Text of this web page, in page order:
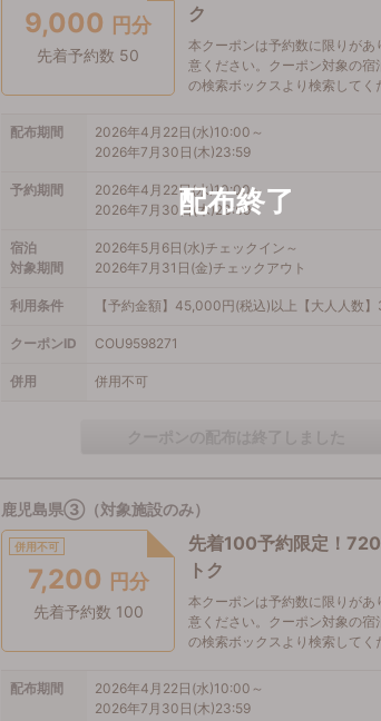
9,000 円分
先着予約数 50
ク
本クーポンは予約数に限りがあ
意ください。クーポン対象の宿
の検索ボックスより検索してく
配布期間
2026年4月22日(水)10:00～
2026年7月30日(木)23:59
予約期間
2026年4月22日(水)10:00～
2026年7月30日(木)23:59
宿泊
対象期間
2026年5月6日(水)チェックイン～
2026年7月31日(金)チェックアウト
利用条件 【予約金額】45,000円(税込)以上【大人人数】
クーポンID COU9598271
併用 併用不可
鹿児島県③（対象施設のみ）
併用不可
7,200 円分
先着予約数 100
先着100予約限定！
トク
本クーポンは予約数に限りがあ
意ください。クーポン対象の宿
の検索ボックスより検索してく
配布期間
2026年4月22日(水)10:00～
2026年7月30日(木)23:59